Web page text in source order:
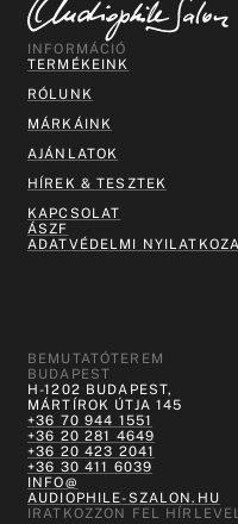
INFORMÁCIÓ
TERMÉKEINK
RÓLUNK
MÁRKÁINK
AJÁNLATOK
HÍREK & TESZTEK
KAPCSOLAT
ÁSZF
ADATVÉDELMI
BEMUTATÓTEREM
BUDAPEST
H-1202 BUDAPEST,
MÁRTÍROK ÚTJA 145
+36 70 944 1551
+36 20 281 4649
+36 20 423 2041
+36 30 411 6039
INFO@
AUDIOPHILE-SZALON.HU
IRATKOZZON FEL